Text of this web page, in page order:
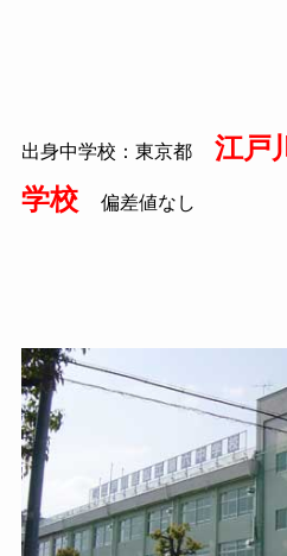
出身中学校：東京都
江戸
学校
偏差値なし